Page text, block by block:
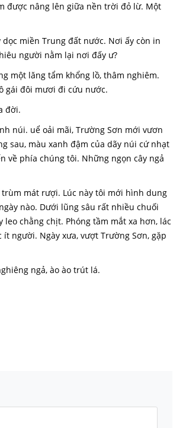
được nâng lên giữa nền trời đỏ lừ. Một
miền Trung đất nước. Nơi ấy còn in
người nằm lại nơi đấy ư?
một lăng tẩm khổng lồ, thâm nghiêm.
gái đôi mươi đi cứu nước.
đời.
núi. uể oải mãi, Trường Sơn mới vươn
sau, màu xanh đậm của dãy núi cứ nhạt
về phía chúng tôi. Những ngọn cây ngả
mát rượi. Lúc này tôi mới hình dung
nào. Dưới lũng sâu rất nhiều chuối
chằng chịt. Phóng tầm mắt xa hơn, lác
người. Ngày xưa, vượt Trường Sơn, gặp
ngả, ào ào trút lá.